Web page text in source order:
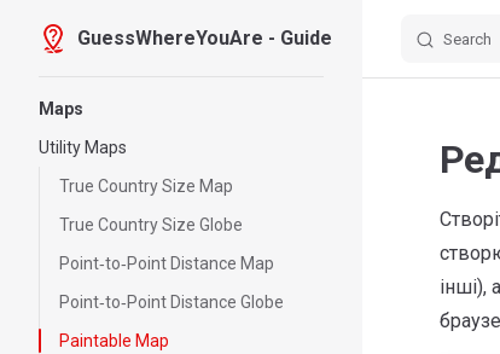
Skip to content
GuessWhereYouAre - Guide Search
Maps
Utility Maps
True Country Size Map
True Country Size Globe
Point‑to‑Point Distance Map
Point‑to‑Point Distance Globe
Paintable Map
інші),